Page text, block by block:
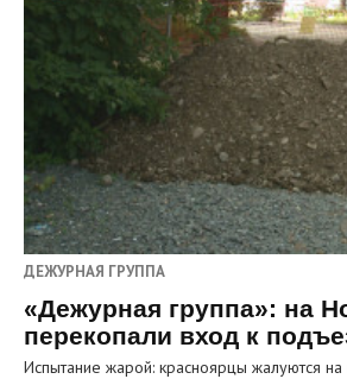
ДЕЖУРНАЯ ГРУППА
«Дежурная группа»: на
перекопали вход к
Испытание жарой: красноярцы жалуются